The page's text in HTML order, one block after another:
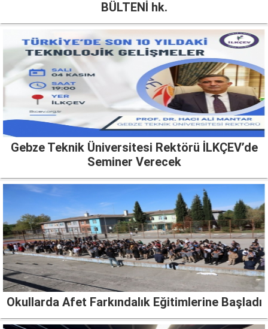
BÜLTENİ hk.
Gebze Teknik Üniversitesi Rektörü İLKÇEV’de
Seminer Verecek
Okullarda Afet Farkındalık Eğitimlerine Başladı